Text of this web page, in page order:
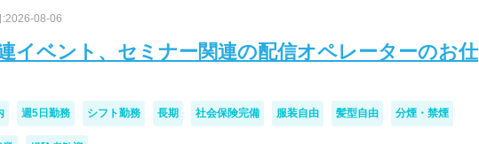
:2026-08-06
イベント、セミナー関連の配信オペレーターのお仕
週5日勤務 シフト勤務 長期 社会保険完備 服装自由 髪型自由 分煙・禁煙